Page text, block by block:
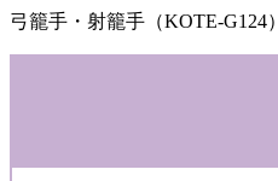
弓籠手・射籠手（KOTE-G124）